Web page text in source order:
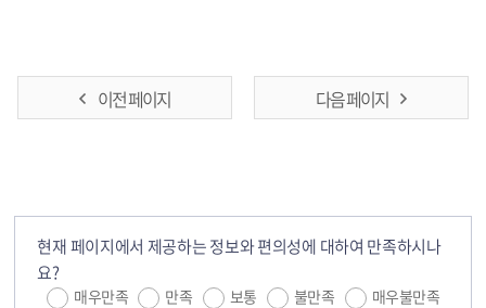
이전 페이지 다음 페이지
현재 페이지에서 제공하는 정보와 편의성에 대하여 만족하시나
요?
매우만족 만족 보통 불만족 매우불만족